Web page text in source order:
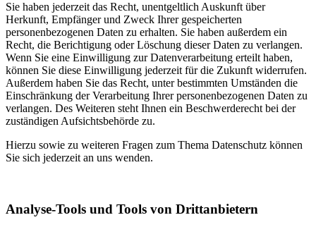
Sie haben jederzeit das Recht, unentgeltlich Auskunft über
Herkunft, Empfänger und Zweck Ihrer gespeicherten
personenbezogenen Daten zu erhalten. Sie haben außerdem ein
Recht, die Berichtigung oder Löschung dieser Daten zu verlangen.
Wenn Sie eine Einwilligung zur Datenverarbeitung erteilt haben,
können Sie diese Einwilligung jederzeit für die Zukunft widerrufen.
Außerdem haben Sie das Recht, unter bestimmten Umständen die
Einschränkung der Verarbeitung Ihrer personenbezogenen Daten zu
verlangen. Des Weiteren steht Ihnen ein Beschwerderecht bei der
zuständigen Aufsichtsbehörde zu.
Hierzu sowie zu weiteren Fragen zum Thema Datenschutz können
Sie sich jederzeit an uns wenden.
Analyse-Tools und Tools von Dritt­anbietern